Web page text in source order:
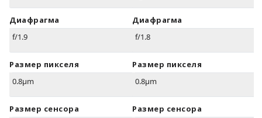
Диафрагма
f/1.9
Размер пикселя
0.8µm
Размер сенсора
Диафрагма
f/1.8
Размер пикселя
0.8µm
Размер сенсора